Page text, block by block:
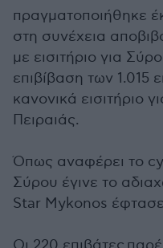
πραγματοποιήθηκε
στη συνέχεια
με εισιτήριο για
επιβίβαση των 1.015
κανονικά εισιτήριο
Πειραιάς.
Όπως αναφέρει το
Σύρου έγινε το
Star Mykonos